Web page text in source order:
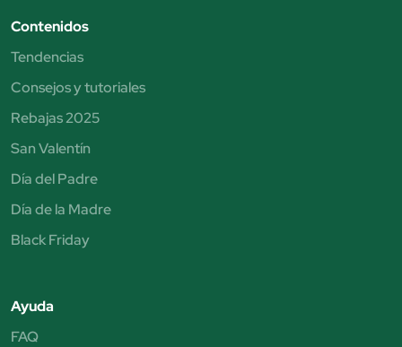
Contenidos
Tendencias
Consejos y tutoriales
Rebajas 2025
San Valentín
Día del Padre
Día de la Madre
Black Friday
Ayuda
FAQ